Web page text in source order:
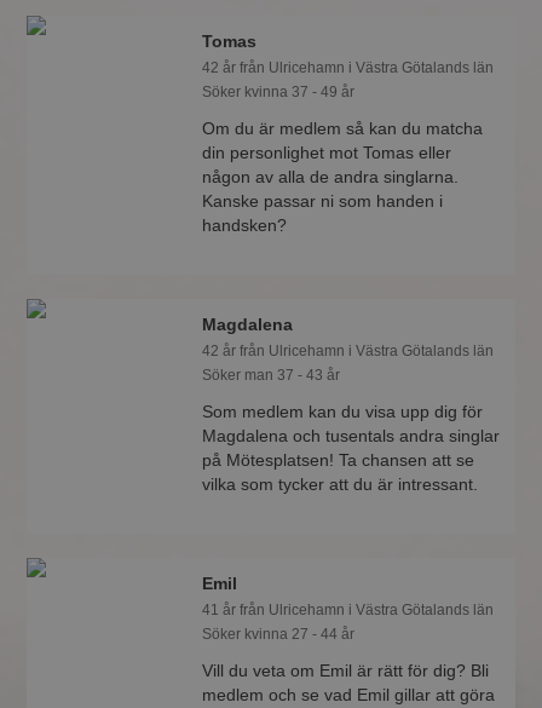
Tomas
42 år från Ulricehamn i Västra Götalands län
Söker kvinna 37 - 49 år
Om du är medlem så kan du matcha
din personlighet mot Tomas eller
någon av alla de andra singlarna.
Kanske passar ni som handen i
handsken?
Magdalena
42 år från Ulricehamn i Västra Götalands län
Söker man 37 - 43 år
Som medlem kan du visa upp dig för
Magdalena och tusentals andra singlar
på Mötesplatsen! Ta chansen att se
vilka som tycker att du är intressant.
Emil
41 år från Ulricehamn i Västra Götalands län
Söker kvinna 27 - 44 år
Vill du veta om Emil är rätt för dig? Bli
medlem och se vad Emil gillar att göra